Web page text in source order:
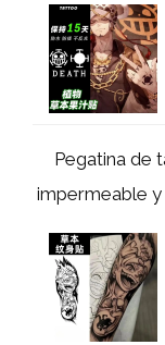
Pegatina de
impermeable y